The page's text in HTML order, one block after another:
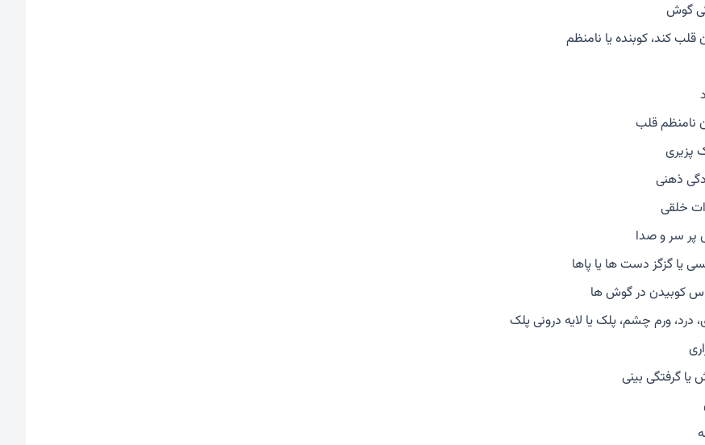
گوش
قلب کند، کوبنده یا نامنظم
نامنظم قلب
پزیری
ذهنی
خلقی
پر سر و صدا
یا گزگز دست ها یا پاها
کوبیدن در گوش ها
درد، ورم چشم، پلک یا لایه درونی پلک
یا گرفتگی بینی